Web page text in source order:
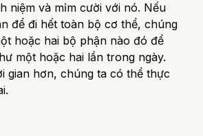
niệm và mỉm cười với nó. Nếu
để đi hết toàn bộ cơ thể, chúng
hoặc hai bộ phận nào đó để
một hoặc hai lần trong ngày.
gian hơn, chúng ta có thể thực